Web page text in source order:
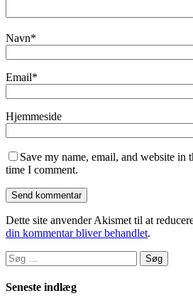
Navn*
Email*
Hjemmeside
Save my name, email, and website in
time I comment.
Dette site anvender Akismet til at
din kommentar bliver behandlet.
Søg
efter:
Seneste indlæg